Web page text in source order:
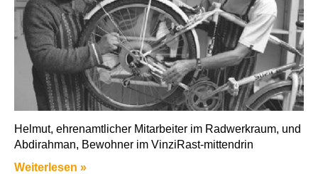
Helmut, ehrenamtlicher Mitarbeiter im Radwerkraum, und
Abdirahman, Bewohner im VinziRast-mittendrin
Weiterlesen »